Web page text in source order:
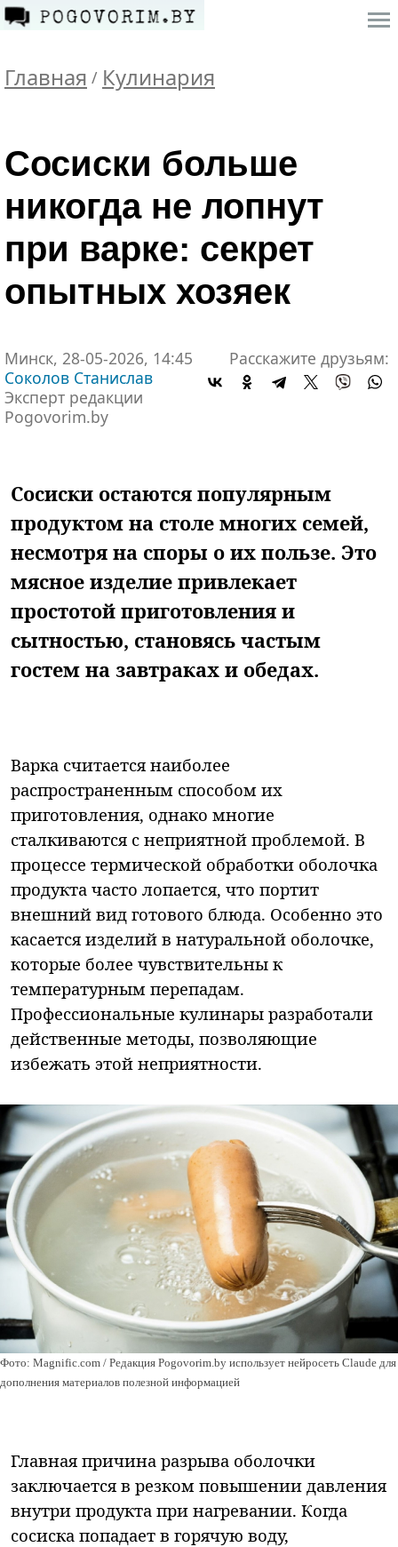
Главная / Кулинария
Сосиски больше
никогда не лопнут
при варке: секрет
опытных хозяек
Минск, 28-05-2026, 14:45
Соколов Станислав
Эксперт редакции
Pogovorim.by
Расскажите друзьям:
Сосиски остаются популярным
продуктом на столе многих семей,
несмотря на споры о их пользе. Это
мясное изделие привлекает
простотой приготовления и
сытностью, становясь частым
гостем на завтраках и обедах.
Варка считается наиболее
распространенным способом их
приготовления, однако многие
сталкиваются с неприятной проблемой. В
процессе термической обработки оболочка
продукта часто лопается, что портит
внешний вид готового блюда. Особенно это
касается изделий в натуральной оболочке,
которые более чувствительны к
температурным перепадам.
Профессиональные кулинары разработали
действенные методы, позволяющие
избежать этой неприятности.
Фото: Magnific.com / Редакция Pogovorim.by использует нейросеть Claude для
дополнения материалов полезной информацией
Главная причина разрыва оболочки
заключается в резком повышении давления
внутри продукта при нагревании. Когда
сосиска попадает в горячую воду,